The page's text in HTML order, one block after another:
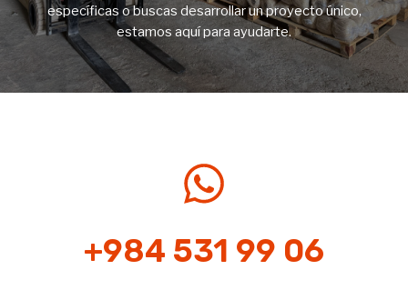
específicas o buscas desarrollar un proyecto único,
estamos aquí para ayudarte.
+984 531 99 06